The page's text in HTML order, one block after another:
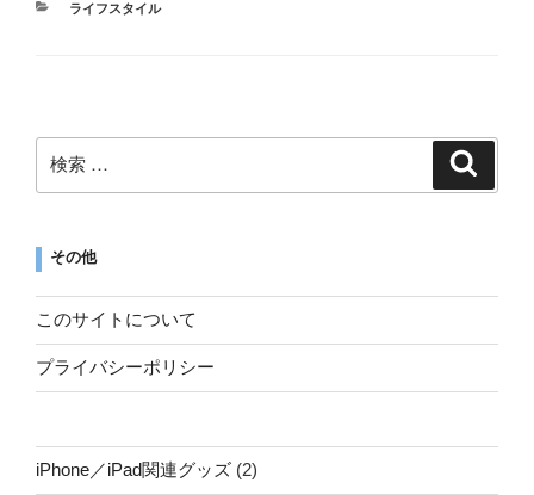
ライフスタイル
その他
このサイトについて
プライバシーポリシー
iPhone／iPad関連グッズ (2)